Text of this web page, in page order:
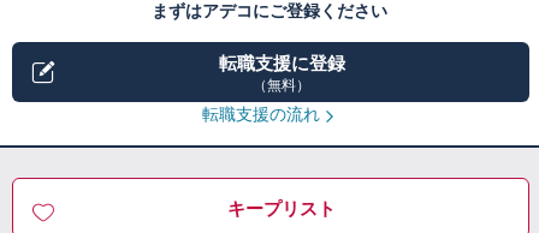
まずはアデコにご登録ください
転職支援に登録
（無料）
転職支援の流れ
キープリスト